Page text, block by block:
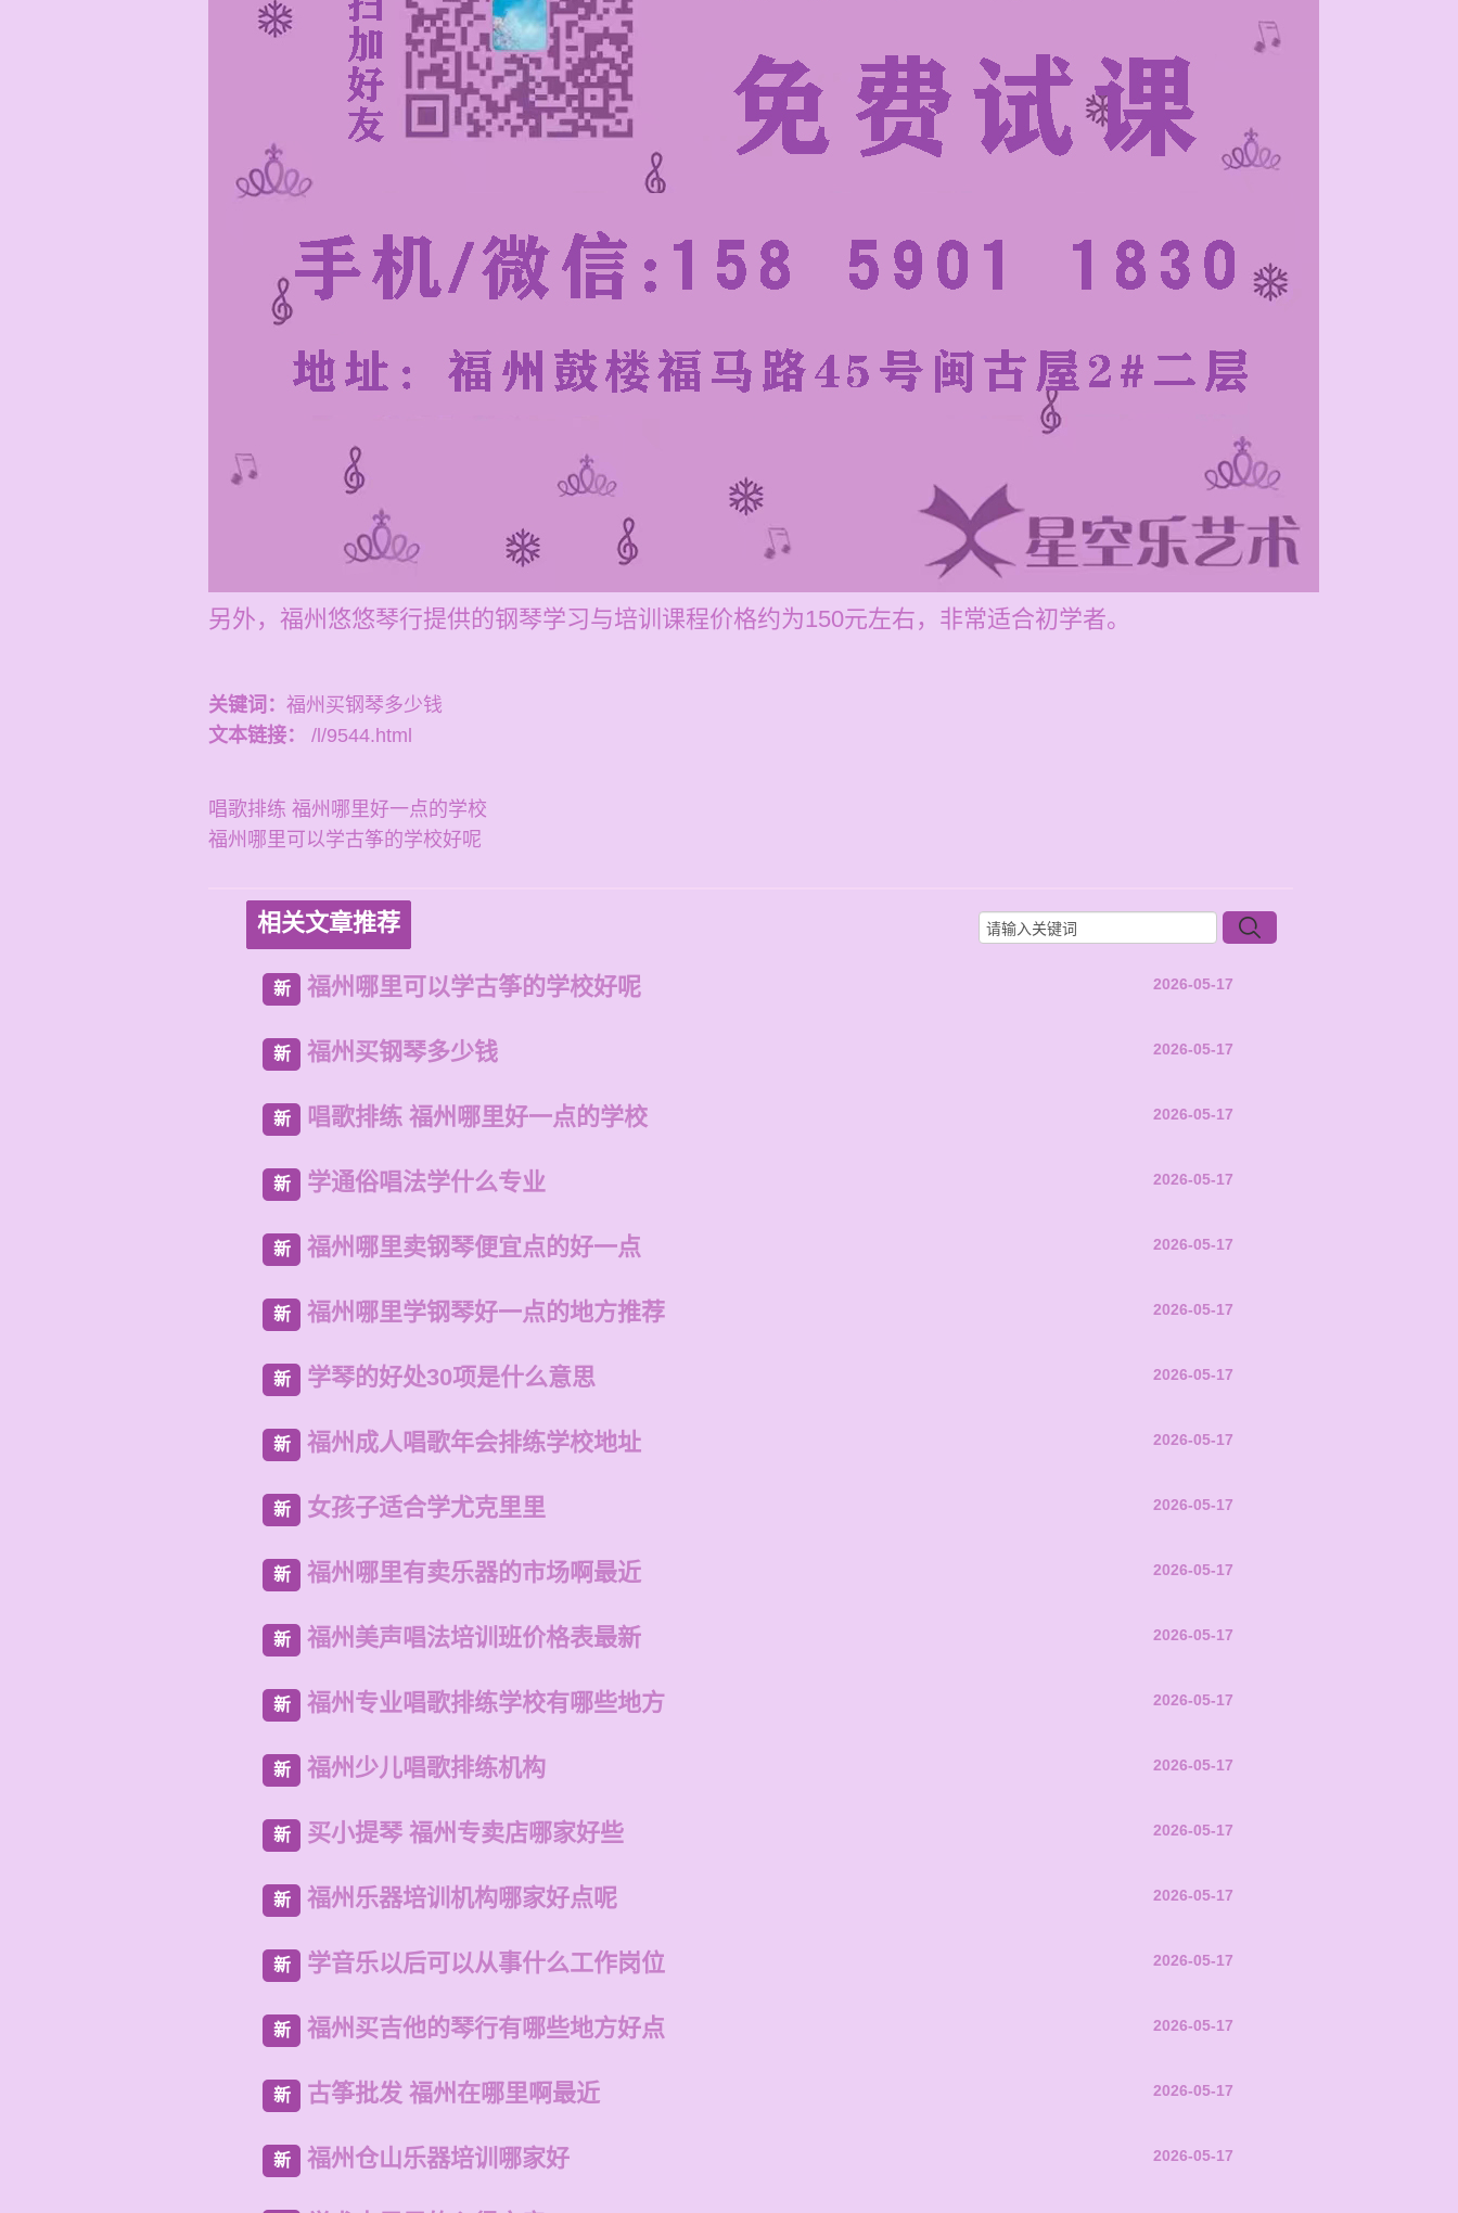
另外，福州悠悠琴行提供的钢琴学习与培训课程价格约为150元左右，非常适合初学者。
关键词： 福州买钢琴多少钱
文本链接：
/l/9544.html
唱歌排练 福州哪里好一点的学校
福州哪里可以学古筝的学校好呢
相关文章推荐
新 福州哪里可以学古筝的学校好呢 2026-05-17
新 福州买钢琴多少钱 2026-05-17
新 唱歌排练 福州哪里好一点的学校 2026-05-17
新 学通俗唱法学什么专业 2026-05-17
新 福州哪里卖钢琴便宜点的好一点 2026-05-17
新 福州哪里学钢琴好一点的地方推荐 2026-05-17
新 学琴的好处30项是什么意思 2026-05-17
新 福州成人唱歌年会排练学校地址 2026-05-17
新 女孩子适合学尤克里里 2026-05-17
新 福州哪里有卖乐器的市场啊最近 2026-05-17
新 福州美声唱法培训班价格表最新 2026-05-17
新 福州专业唱歌排练学校有哪些地方 2026-05-17
新 福州少儿唱歌排练机构 2026-05-17
新 买小提琴 福州专卖店哪家好些 2026-05-17
新 福州乐器培训机构哪家好点呢 2026-05-17
新 学音乐以后可以从事什么工作岗位 2026-05-17
新 福州买吉他的琴行有哪些地方好点 2026-05-17
新 古筝批发 福州在哪里啊最近 2026-05-17
新 福州仓山乐器培训哪家好 2026-05-17